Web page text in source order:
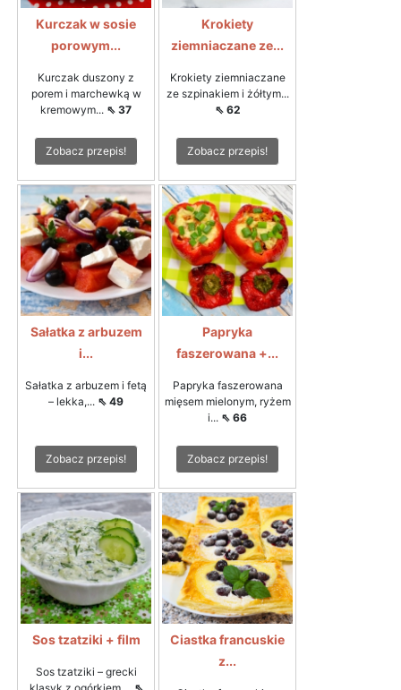
Kurczak w sosie
porowym...
Kurczak duszony z
porem i marchewką w
kremowym... ⇖ 37
Zobacz przepis!
Krokiety
ziemniaczane ze...
Krokiety ziemniaczane
ze szpinakiem i żółtym...
⇖ 62
Zobacz przepis!
Sałatka z arbuzem
i...
Sałatka z arbuzem i fetą
– lekka,... ⇖ 49
Zobacz przepis!
Papryka
faszerowana +...
Papryka faszerowana
mięsem mielonym, ryżem
i... ⇖ 66
Zobacz przepis!
Sos tzatziki + film
Sos tzatziki – grecki
Ciastka francuskie
z...